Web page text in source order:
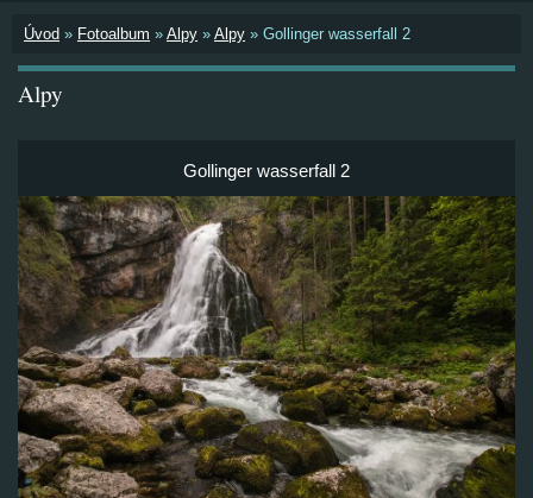
Úvod » Fotoalbum » Alpy » Alpy » Gollinger wasserfall 2
Alpy
Gollinger wasserfall 2